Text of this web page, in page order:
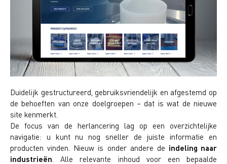
Duidelijk gestructureerd, gebruiksvriendelijk en afgestemd op
de behoeften van onze doelgroepen – dat is wat de nieuwe
site kenmerkt.
De focus van de herlancering lag op een overzichtelijke
navigatie: u kunt nu nog sneller de juiste informatie en
producten vinden. Nieuw is onder andere de indeling naar
industrieën . Alle relevante inhoud voor een bepaalde